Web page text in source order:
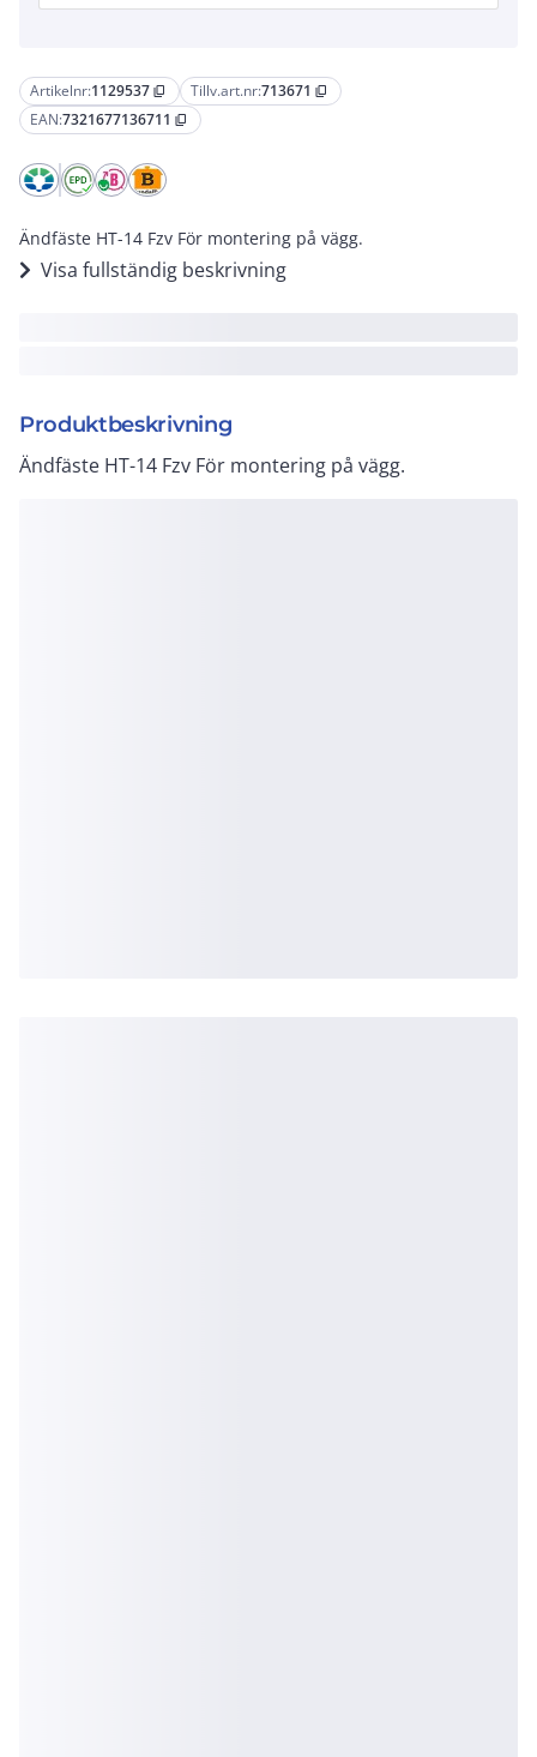
Artikelnr:1129537 content_copy Tillv.art.nr:713671 content_copy
EAN:7321677136711 content_copy
Ändfäste HT-14 Fzv För montering på vägg.
Visa fullständig beskrivning
Produktbeskrivning
Ändfäste HT-14 Fzv För montering på vägg.